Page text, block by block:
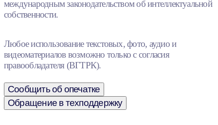
международным законодательством об интеллектуальной
собственности.
Любое использование текстовых, фото, аудио и
видеоматериалов возможно только с согласия
правообладателя (ВГТРК).
Сообщить об опечатке
Обращение в техподдержку